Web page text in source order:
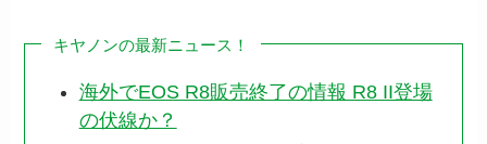
キヤノンの最新ニュース！
海外でEOS R8販売終了の情報 R8 II登場
の伏線か？